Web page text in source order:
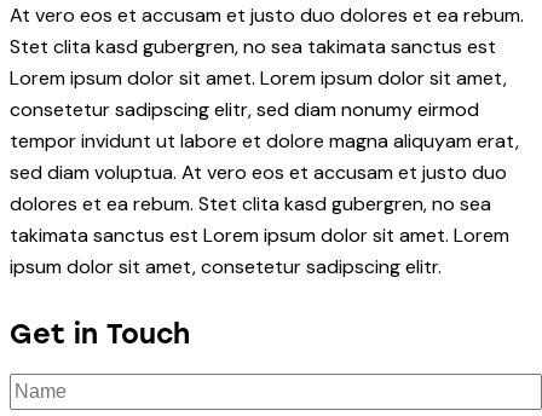
At vero eos et accusam et justo duo dolores et ea rebum.
Stet clita kasd gubergren, no sea takimata sanctus est
Lorem ipsum dolor sit amet. Lorem ipsum dolor sit amet,
consetetur sadipscing elitr, sed diam nonumy eirmod
tempor invidunt ut labore et dolore magna aliquyam erat,
sed diam voluptua. At vero eos et accusam et justo duo
dolores et ea rebum. Stet clita kasd gubergren, no sea
takimata sanctus est Lorem ipsum dolor sit amet. Lorem
ipsum dolor sit amet, consetetur sadipscing elitr.
Get in Touch